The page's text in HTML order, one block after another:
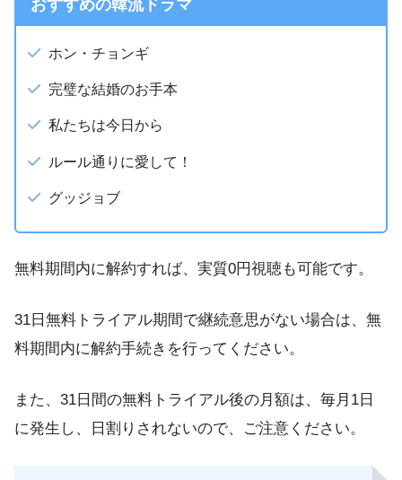
おすすめの韓流ドラマ
ホン・チョンギ
完璧な結婚のお手本
私たちは今日から
ルール通りに愛して！
グッジョブ
無料期間内に解約すれば、実質0円視聴も可能です。
31日無料トライアル期間で継続意思がない場合は、無
料期間内に解約手続きを行ってください。
また、31日間の無料トライアル後の月額は、毎月1日
に発生し、日割りされないので、ご注意ください。